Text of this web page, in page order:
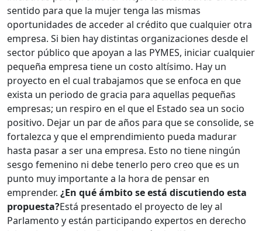
sentido para que la mujer tenga las mismas
oportunidades de acceder al crédito que cualquier otra
empresa. Si bien hay distintas organizaciones desde el
sector público que apoyan a las PYMES, iniciar cualquier
pequeña empresa tiene un costo altísimo. Hay un
proyecto en el cual trabajamos que se enfoca en que
exista un periodo de gracia para aquellas pequeñas
empresas; un respiro en el que el Estado sea un socio
positivo. Dejar un par de años para que se consolide, se
fortalezca y que el emprendimiento pueda madurar
hasta pasar a ser una empresa. Esto no tiene ningún
sesgo femenino ni debe tenerlo pero creo que es un
punto muy importante a la hora de pensar en
emprender. ¿En qué ámbito se está discutiendo esta
propuesta?Está presentado el proyecto de ley al
Parlamento y están participando expertos en derecho